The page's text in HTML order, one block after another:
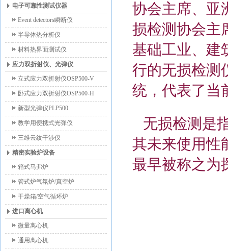
电子可靠性测试仪器
Event detectors瞬断仪
半导体热分析仪
材料热界面测试仪
应力双折射仪、光弹仪
立式应力双折射仪OSP500-V
卧式应力双折射仪OSP500-H
新型光弹仪PLP500
教学用便携式光弹仪
三维云纹干涉仪
精密实验炉设备
箱式马弗炉
管式炉气氛炉/真空炉
干燥箱/空气循环炉
进口离心机
微量离心机
通用离心机
协会主席、亚
损检测协会主
基础工业、建
行的无损检测
统，代表了当
无损检测是
其未来使用性
最早被称之为